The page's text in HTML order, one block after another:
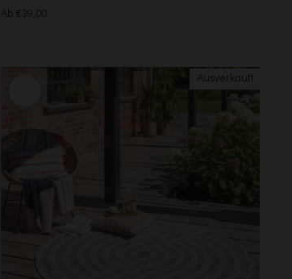
Ab €39,00